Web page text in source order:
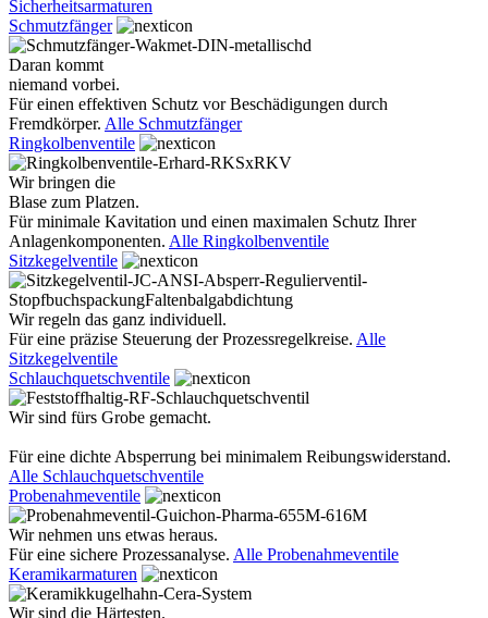
Sicherheitsarmaturen
Schmutzfänger
Daran kommt
niemand vorbei.
Für einen effektiven Schutz vor Beschädigungen durch
Fremdkörper. Alle Schmutzfänger
Ringkolbenventile
Wir bringen die
Blase zum Platzen.
Für minimale Kavitation und einen maximalen Schutz Ihrer
Anlagenkomponenten. Alle Ringkolbenventile
Sitzkegelventile
Wir regeln das ganz individuell.
Für eine präzise Steuerung der Prozessregelkreise. Alle
Sitzkegelventile
Schlauchquetschventile
Wir sind fürs Grobe gemacht.
Für eine dichte Absperrung bei minimalem Reibungswiderstand.
Alle Schlauchquetschventile
Probenahmeventile
Wir nehmen uns etwas heraus.
Für eine sichere Prozessanalyse. Alle Probenahmeventile
Keramikarmaturen
Wir sind die Härtesten.